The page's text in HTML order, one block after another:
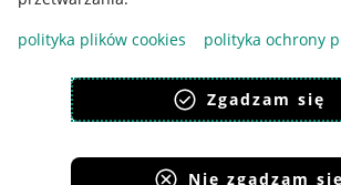
polityka plików cookies
polityka ochrony
Zgadzam się
Nie zgadzam się